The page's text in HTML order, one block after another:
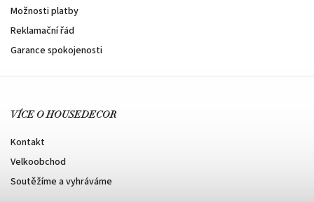
Možnosti platby
Reklamační řád
Garance spokojenosti
VÍCE O HOUSEDECOR
Kontakt
Velkoobchod
Soutěžíme a vyhráváme